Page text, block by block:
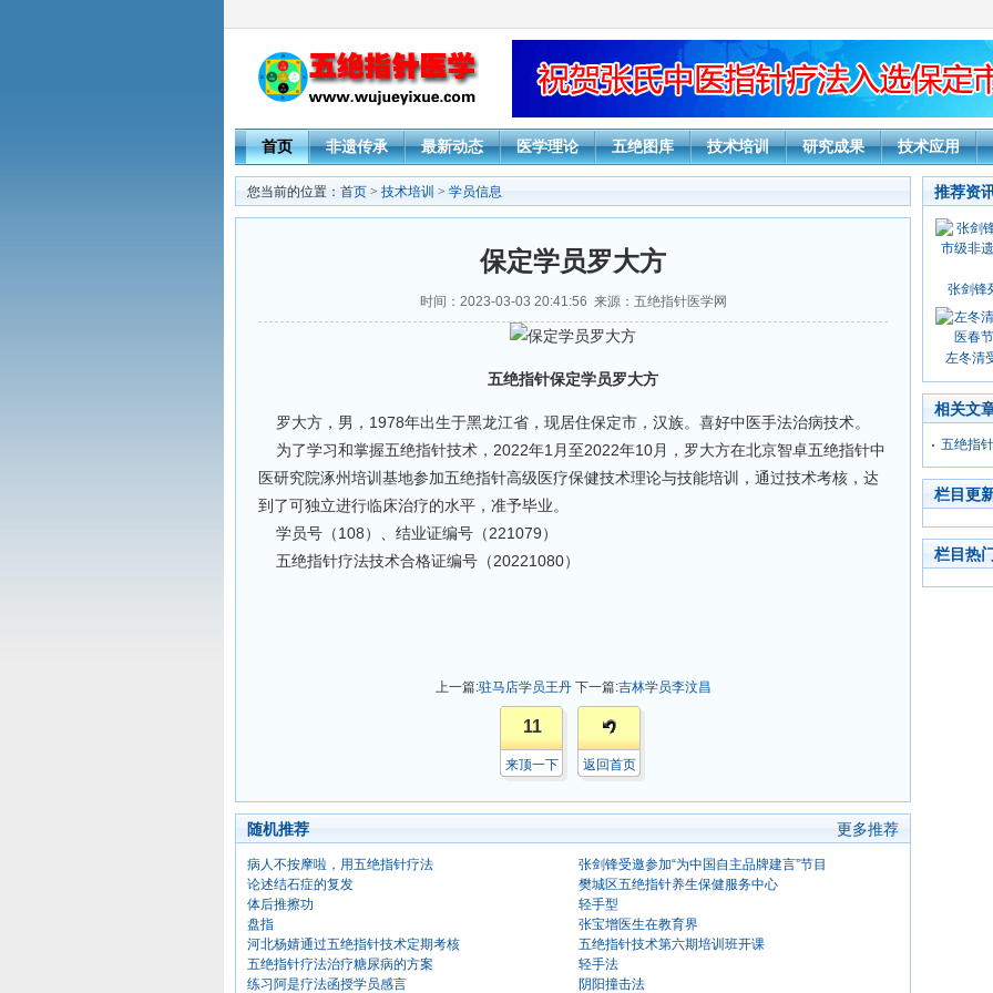
首页 非遗传承 最新动态 医学理论 五绝图库 技术培训 研究成果 技术应用
您当前的位置： 首页 > 技术培训 > 学员信息
保定学员罗大方
时间：2023-03-03 20:41:56 来源：五绝指针医学网
五绝指针保定学员罗大方
罗大方，男，1978年出生于黑龙江省，现居住保定市，汉族。喜好中医手法治病技术。
为了学习和掌握五绝指针技术，2022年1月至2022年10月，罗大方在北京智卓五绝指针中
医研究院涿州培训基地参加五绝指针高级医疗保健技术理论与技能培训，通过技术考核，达
到了可独立进行临床治疗的水平，准予毕业。
学员号（108）、结业证编号（221079）
五绝指针疗法技术合格证编号（20221080）
上一篇:驻马店学员王丹 下一篇:吉林学员李汶昌
11
来顶一下 返回首页
随机推荐 更多推荐
病人不按摩啦，用五绝指针疗法
论述结石症的复发
体后推擦功
盘指
河北杨婧通过五绝指针技术定期考核
五绝指针疗法治疗糖尿病的方案
练习阿是疗法函授学员感言
张剑锋受邀参加“为中国自主品牌建言”节目
樊城区五绝指针养生保健服务中心
轻手型
张宝增医生在教育界
五绝指针技术第六期培训班开课
轻手法
阴阳撞击法
推荐资
张剑锋
左冬清
相关文
五绝指
栏目更
栏目热